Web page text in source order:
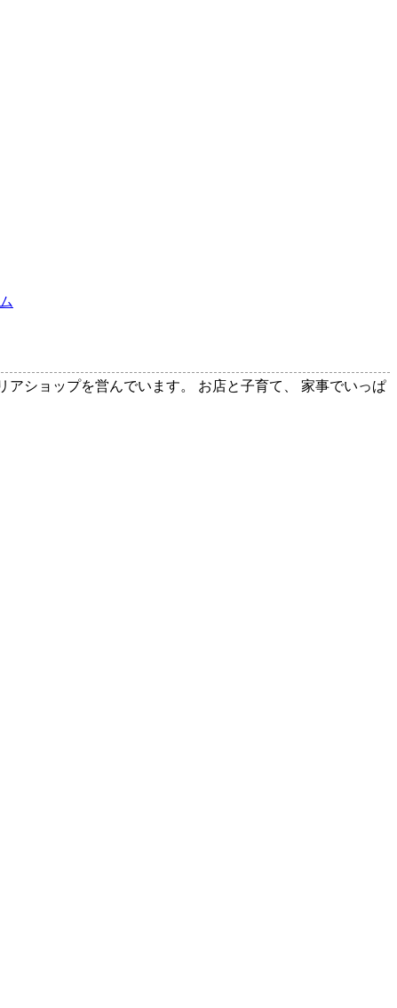
ショップを営んでいます。 お店と子育て、 家事でいっぱ